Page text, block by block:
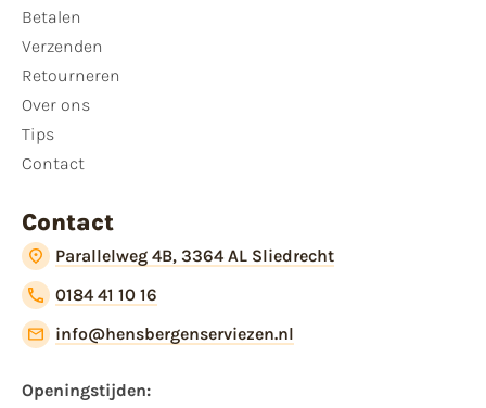
Betalen
Verzenden
Retourneren
Over ons
Tips
Contact
Contact
Parallelweg 4B, 3364 AL Sliedrecht
0184 41 10 16
info@hensbergenserviezen.nl
Openingstijden: